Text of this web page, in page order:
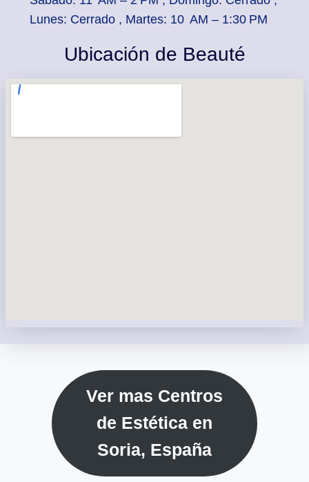
Lunes: Cerrado , Martes: 10 AM – 1:30 PM
Ubicación de Beauté
Ver mas Centros
de Estética en
Soria, España